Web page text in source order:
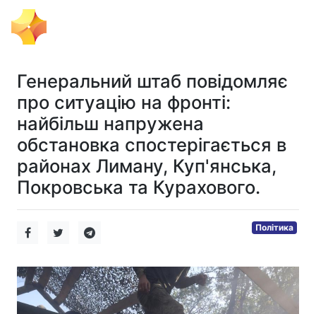
Генеральний штаб повідомляє
про ситуацію на фронті:
найбільш напружена
обстановка спостерігається в
районах Лиману, Куп'янська,
Покровська та Курахового.
Політика